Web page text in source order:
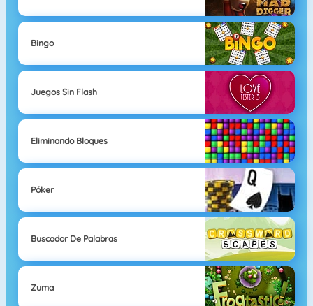
Bingo
Juegos Sin Flash
Eliminando Bloques
Póker
Buscador De Palabras
Zuma